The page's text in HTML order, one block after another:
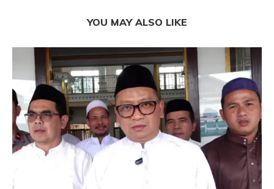
YOU MAY ALSO LIKE